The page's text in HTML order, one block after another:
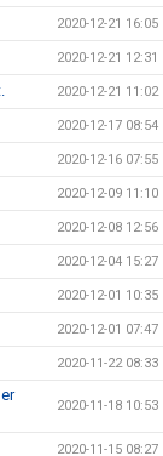
2020-12-21 16:05
2020-12-21 12:31
2020-12-21 11:02
2020-12-17 08:54
2020-12-16 07:55
2020-12-09 11:10
2020-12-08 12:56
2020-12-04 15:27
2020-12-01 10:35
2020-12-01 07:47
2020-11-22 08:33
2020-11-18 10:53
2020-11-15 08:27